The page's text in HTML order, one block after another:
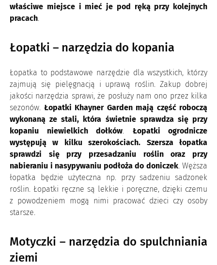
właściwe miejsce i mieć je pod ręką przy kolejnych
pracach.
Łopatki – narzędzia do kopania
Łopatka to podstawowe narzędzie dla wszystkich, którzy
zajmują się pielęgnacją i uprawą roślin. Zakup dobrej
jakości narzędzia sprawi, że posłuży nam ono przez kilka
sezonów. Łopatki Khayner Garden mają część roboczą
wykonaną ze stali, która świetnie sprawdza się przy
kopaniu niewielkich dołków. Łopatki ogrodnicze
występują w kilku szerokościach. Szersza łopatka
sprawdzi się przy przesadzaniu roślin oraz przy
nabieraniu i nasypywaniu podłoża do doniczek. Węższa
łopatka będzie użyteczna np. przy sadzeniu sadzonek
roślin. Łopatki ręczne są lekkie i poręczne, dzięki czemu
z powodzeniem mogą nimi pracować dzieci czy osoby
starsze.
Motyczki – narzędzia do spulchniania
ziemi